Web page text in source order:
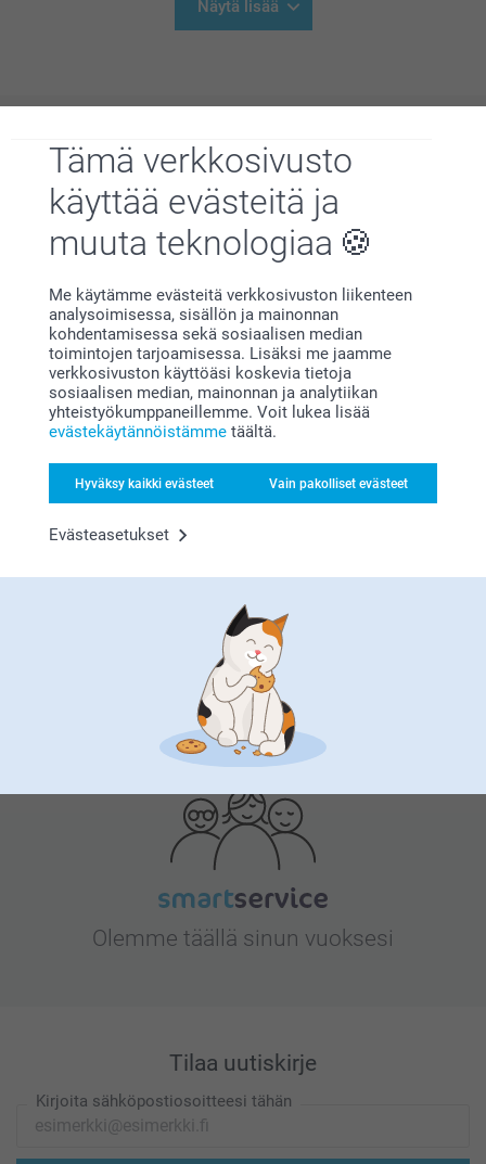
Tämä verkkosivusto
käyttää evästeitä ja
muuta teknologiaa
Me käytämme evästeitä verkkosivuston liikenteen
analysoimisessa, sisällön ja mainonnan
kohdentamisessa sekä sosiaalisen median
toimintojen tarjoamisessa. Lisäksi me jaamme
verkkosivuston käyttöäsi koskevia tietoja
sosiaalisen median, mainonnan ja analytiikan
yhteistyökumppaneillemme. Voit lukea lisää
evästekäytännöistämme täältä.
Hyväksy kaikki evästeet Vain pakolliset evästeet
Evästeasetukset
Näytä lisää
Miksismartphoto
Tyytyväisyystakuu
Etsitkö inspiraatiota?
Olemme täällä sinun vuoksesi
Tilaa uutiskirje
Kirjoita sähköpostiosoitteesi tähän